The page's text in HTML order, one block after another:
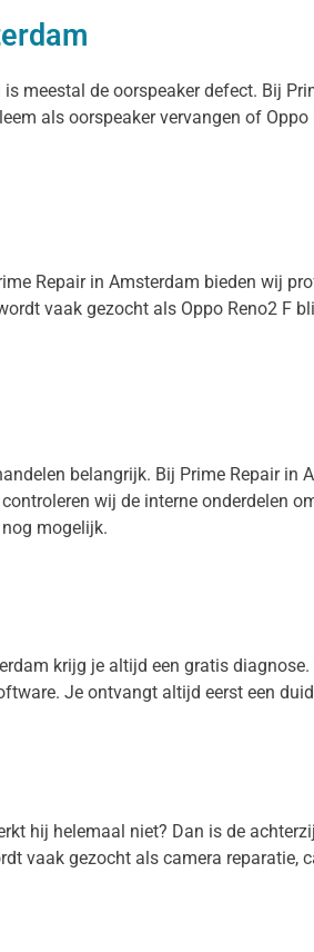
meestal de oorspeaker defect. Bij
als oorspeaker vervangen of
Repair in Amsterdam bieden wij
vaak gezocht als Oppo Reno2 F
belangrijk. Bij Prime Repair in
wij de interne onderdelen
mogelijk.
krijg je altijd een gratis
Je ontvangt altijd eerst een
hij helemaal niet? Dan is de
vaak gezocht als camera reparatie,